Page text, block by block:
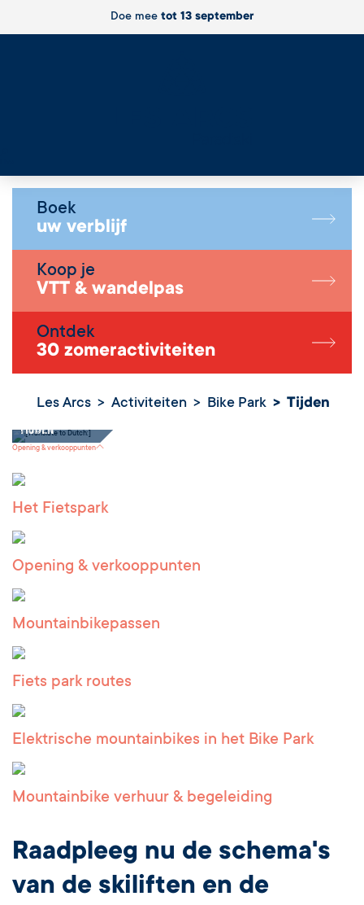
Doe mee tot 13 september
Boek
uw verblijf
Koop je
VTT & wandelpas
Ontdek
30 zomeractiviteiten
Les Arcs Activiteiten Bike Park
Tijden
Tijden
Opening & verkooppunten
Het Fietspark
Opening & verkooppunten
Mountainbikepassen
Fiets park routes
Elektrische mountainbikes in het Bike Park
Mountainbike verhuur & begeleiding
Raadpleeg nu de schema's
van de skiliften en de